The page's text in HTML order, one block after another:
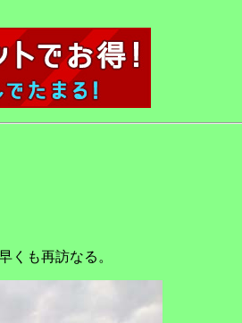
くも再訪なる。